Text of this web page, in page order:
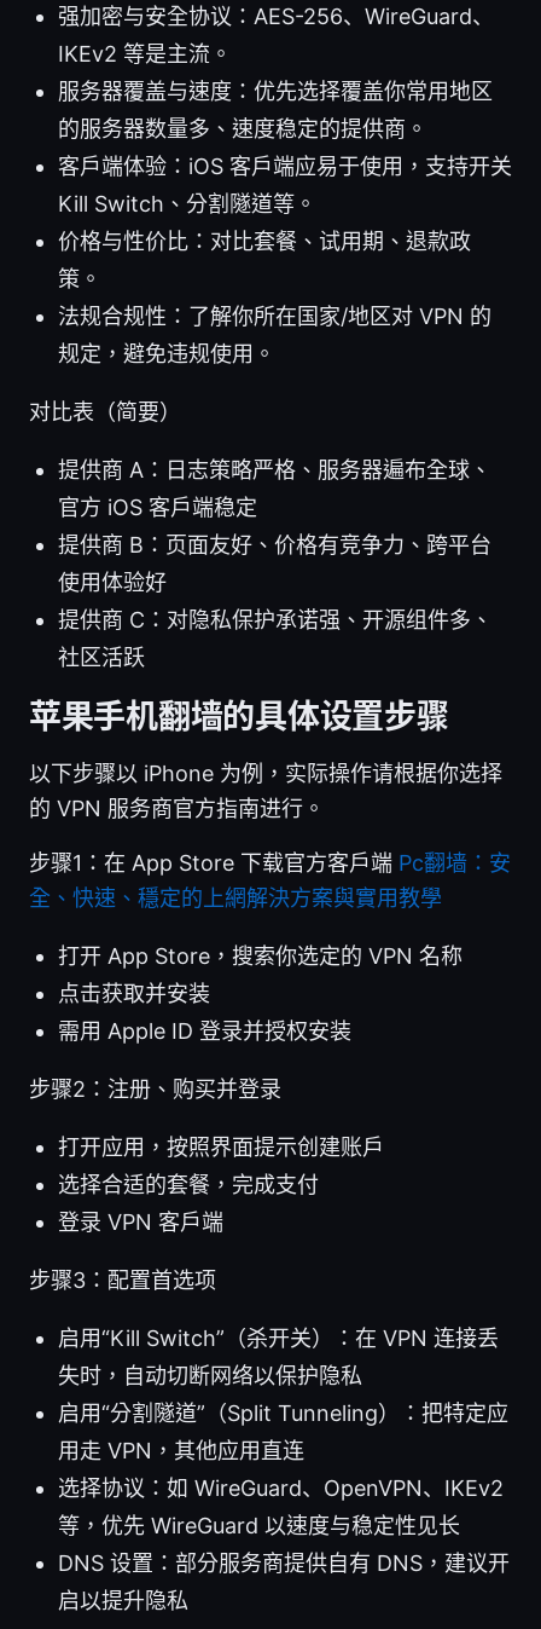
强加密与安全协议：AES-256、WireGuard、
IKEv2 等是主流。
服务器覆盖与速度：优先选择覆盖你常用地区
的服务器数量多、速度稳定的提供商。
客户端体验：iOS 客户端应易于使用，支持开关
Kill Switch、分割隧道等。
价格与性价比：对比套餐、试用期、退款政
策。
法规合规性：了解你所在国家/地区对 VPN 的
规定，避免违规使用。
对比表（简要）
提供商 A：日志策略严格、服务器遍布全球、
官方 iOS 客户端稳定
提供商 B：页面友好、价格有竞争力、跨平台
使用体验好
提供商 C：对隐私保护承诺强、开源组件多、
社区活跃
苹果手机翻墙的具体设置步骤
以下步骤以 iPhone 为例，实际操作请根据你选择
的 VPN 服务商官方指南进行。
步骤1：在 App Store 下载官方客户端 Pc翻墙：安
全、快速、穩定的上網解決方案與實用教學
打开 App Store，搜索你选定的 VPN 名称
点击获取并安装
需用 Apple ID 登录并授权安装
步骤2：注册、购买并登录
打开应用，按照界面提示创建账户
选择合适的套餐，完成支付
登录 VPN 客户端
步骤3：配置首选项
启用“Kill Switch”（杀开关）：在 VPN 连接丢
失时，自动切断网络以保护隐私
启用“分割隧道”（Split Tunneling）：把特定应
用走 VPN，其他应用直连
选择协议：如 WireGuard、OpenVPN、IKEv2
等，优先 WireGuard 以速度与稳定性见长
DNS 设置：部分服务商提供自有 DNS，建议开
启以提升隐私